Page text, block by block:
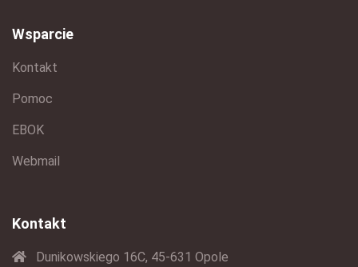
Wsparcie
Kontakt
Pomoc
EBOK
Webmail
Kontakt
Dunikowskiego 16C, 45-631 Opole